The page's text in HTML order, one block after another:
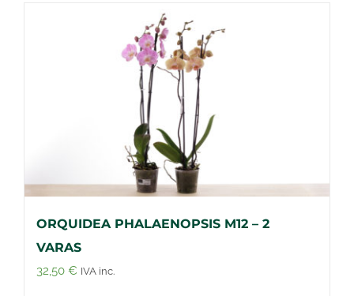
ORQUIDEA PHALAENOPSIS M12 – 2
VARAS
32,50 € IVA inc.